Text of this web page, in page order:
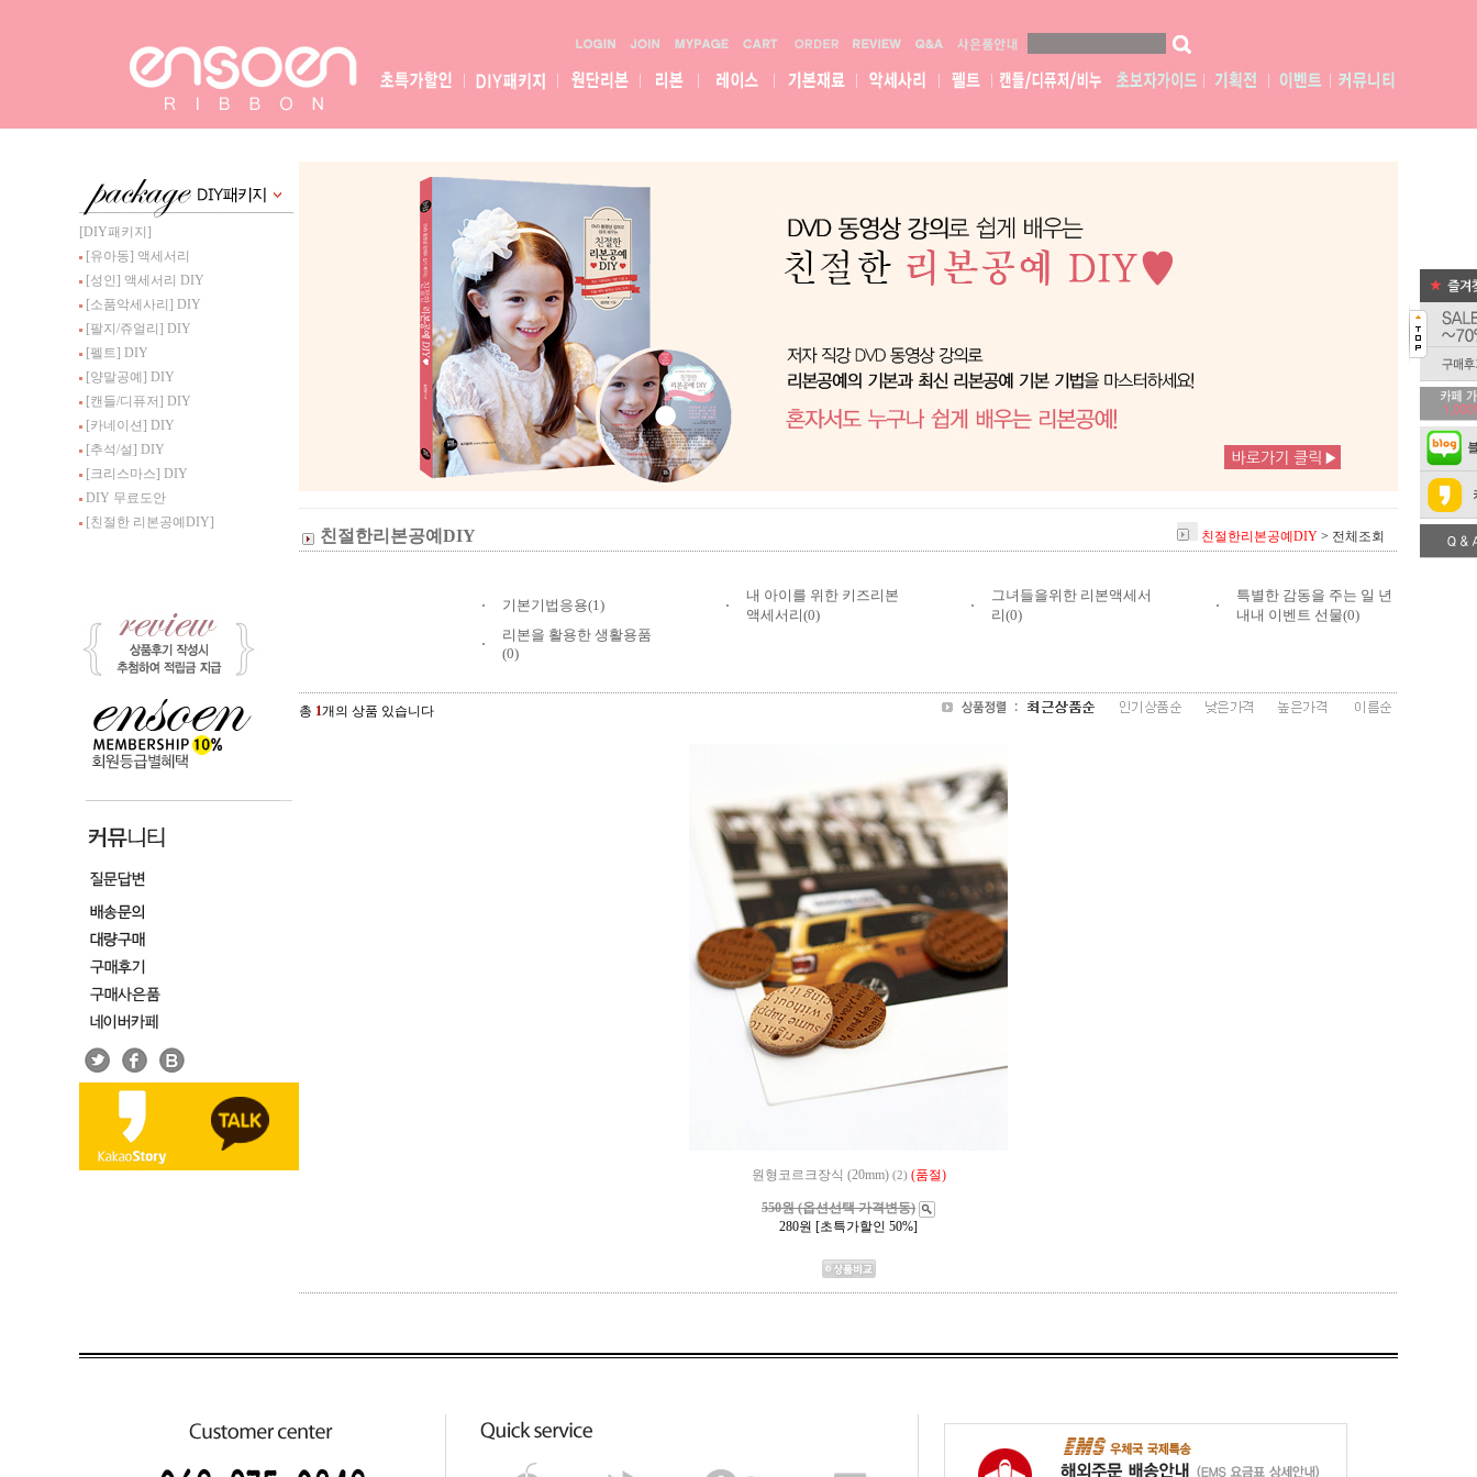
[DIY패키지]
[유아동] 액세서리
[성인] 액세서리 DIY
[소품악세사리] DIY
[팔지/쥬얼리] DIY
[펠트] DIY
[양말공예] DIY
[캔들/디퓨저] DIY
[카네이션] DIY
[추석/설] DIY
[크리스마스] DIY
DIY 무료도안
[친절한 리본공예DIY]
친절한리본공예DIY 친절한리본공예DIY > 전체조회
기본기법응용(1)
내 아이를 위한 키즈리본
액세서리(0)
그녀들을위한 리본액세서
리(0)
특별한 감동을 주는 일 년
내내 이벤트 선물(0)
리본을 활용한 생활용품
(0)
총 1개의 상품 있습니다
원형코르크장식 (20mm) (2) (품절)
550원 (옵션선택 가격변동)
280원 [초특가할인 50%]